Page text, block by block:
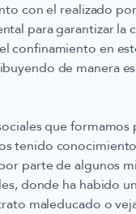
con el realizado
para garantizar la
confinamiento en
de manera
que formamos
tenido
parte de algunos
donde ha habido
maleducado o